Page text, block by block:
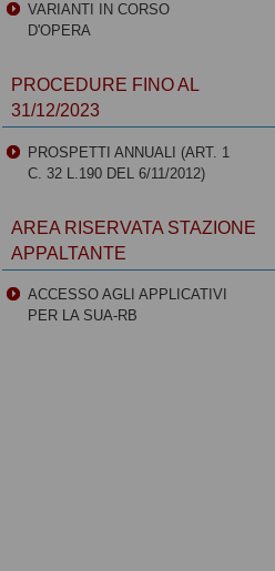
VARIANTI IN CORSO
D'OPERA
PROCEDURE FINO AL
31/12/2023
PROSPETTI ANNUALI (ART. 1
C. 32 L.190 DEL 6/11/2012)
AREA RISERVATA STAZIONE
APPALTANTE
ACCESSO AGLI APPLICATIVI
PER LA SUA-RB